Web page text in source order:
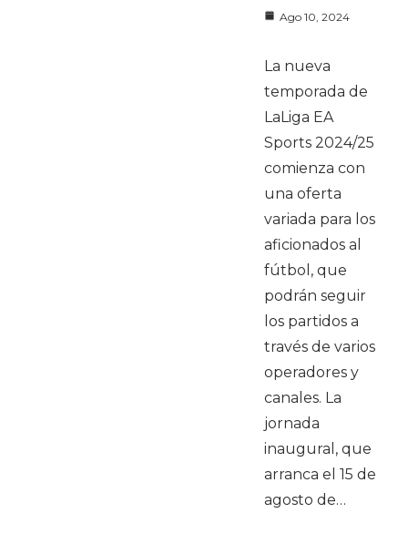
Ago 10, 2024
La nueva
temporada de
LaLiga EA
Sports 2024/25
comienza con
una oferta
variada para los
aficionados al
fútbol, que
podrán seguir
los partidos a
través de varios
operadores y
canales. La
jornada
inaugural, que
arranca el 15 de
agosto de…